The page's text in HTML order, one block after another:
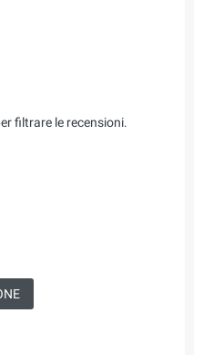
filtrare le recensioni.